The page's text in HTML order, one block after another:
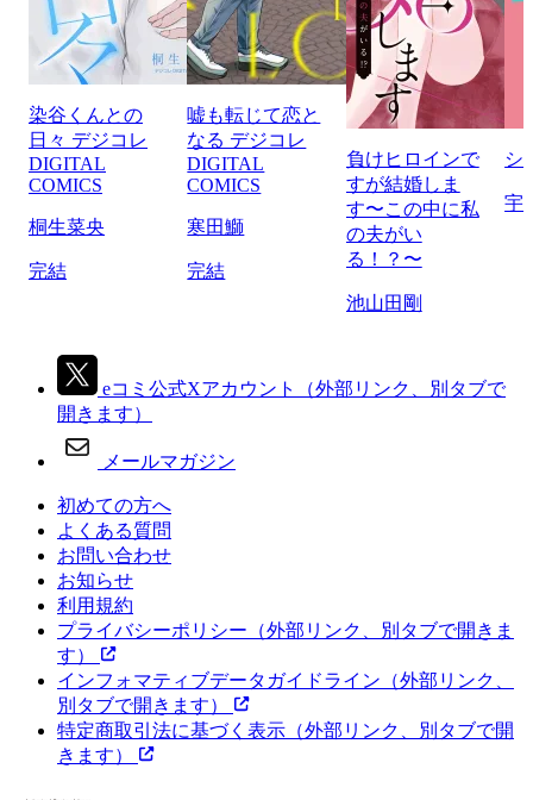
染谷くんとの
日々 デジコレ
DIGITAL
COMICS
桐生菜央
完結
嘘も転じて恋と
なる デジコレ
DIGITAL
COMICS
寒田鰤
完結
負けヒロインで
すが結婚しま
す〜この中に私
の夫がい
る！？〜
池山田剛
シ
宇
eコミ公式Xアカウント
（外部リンク、別タブで
開きます）
メールマガジン
初めての方へ
よくある質問
お問い合わせ
お知らせ
利用規約
プライバシーポリシー （外部リンク、別タブで開きま
す）
インフォマティブデータガイドライン （外部リンク、
別タブで開きます）
特定商取引法に基づく表示 （外部リンク、別タブで開
きます）